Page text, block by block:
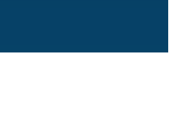
Alles zum Tasten, Zupfen, Schlagen.